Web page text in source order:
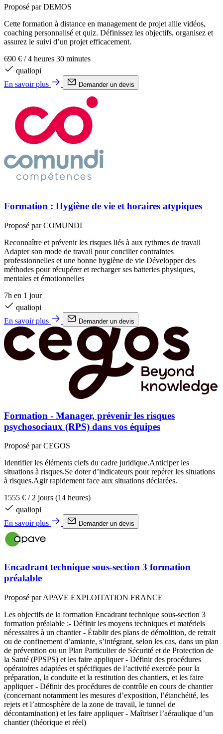
Proposé par DEMOS
Cette formation à distance en management de projet allie vidéos,
coaching personnalisé et quiz. Définissez les objectifs, organisez et
assurez le suivi d’un projet efficacement.
690 € / 4 heures 30 minutes
qualiopi
En savoir plus
Demander un devis
Formation : Hygiène de vie et horaires atypiques
Proposé par COMUNDI
Reconnaître et prévenir les risques liés à aux rythmes de travail
Adapter son mode de travail pour concilier contraintes
professionnelles et une bonne hygiène de vie Développer des
méthodes pour récupérer et recharger ses batteries physiques,
mentales et émotionnelles
7h en 1 jour
qualiopi
En savoir plus
Demander un devis
Formation - Manager, prévenir les risques
psychosociaux (RPS) dans vos équipes
Proposé par CEGOS
Identifier les éléments clefs du cadre juridique.Anticiper les
situations à risques.Se doter d’indicateurs pour repérer les situations
à risques.Agir rapidement face aux situations déclarées.
1555 € / 2 jours (14 heures)
qualiopi
En savoir plus
Demander un devis
Encadrant technique sous-section 3 formation
préalable
Proposé par APAVE EXPLOITATION FRANCE
Les objectifs de la formation Encadrant technique sous-section 3
formation préalable :- Définir les moyens techniques et matériels
nécessaires à un chantier - Établir des plans de démolition, de retrait
ou de confinement d’amiante, s’intégrant, selon les cas, dans un plan
de prévention ou un Plan Particulier de Sécurité et de Protection de
la Santé (PPSPS) et les faire appliquer - Définir des procédures
opératoires adaptées et spécifiques de l’activité exercée pour la
préparation, la conduite et la restitution des chantiers, et les faire
appliquer - Définir des procédures de contrôle en cours de chantier
(concernant notamment les mesures d’exposition, l’étanchéité, les
rejets et l’atmosphère de la zone de travail, le tunnel de
décontamination) et les faire appliquer - Maîtriser l’aéraulique d’un
chantier (théorique et réel)